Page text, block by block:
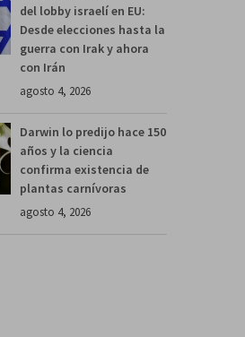
del lobby israelí en EU:
Desde elecciones hasta la
guerra con Irak y ahora
con Irán
agosto 4, 2026
Darwin lo predijo hace 150
años y la ciencia
confirma existencia de
plantas carnívoras
agosto 4, 2026